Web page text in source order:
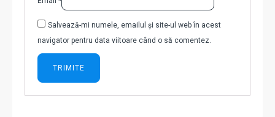
Salvează-mi numele, emailul și site-ul web în acest
navigator pentru data viitoare când o să comentez.